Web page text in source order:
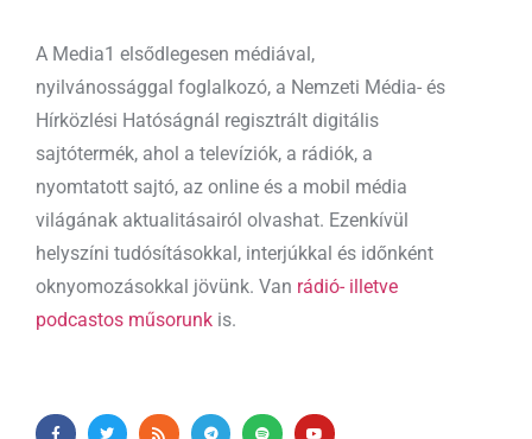
A Media1 elsődlegesen médiával,
nyilvánossággal foglalkozó, a Nemzeti Média- és
Hírközlési Hatóságnál regisztrált digitális
sajtótermék, ahol a televíziók, a rádiók, a
nyomtatott sajtó, az online és a mobil média
világának aktualitásairól olvashat. Ezenkívül
helyszíni tudósításokkal, interjúkkal és időnként
oknyomozásokkal jövünk. Van rádió- illetve
podcastos műsorunk is.